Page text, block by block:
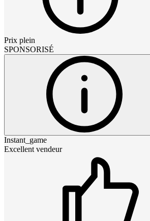
Prix plein
SPONSORISÉ
Instant_game
Excellent vendeur